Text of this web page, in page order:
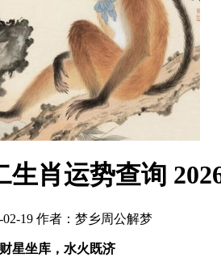
生肖运势查询
19 作者：梦乡周公解梦
星坐库，水火既济